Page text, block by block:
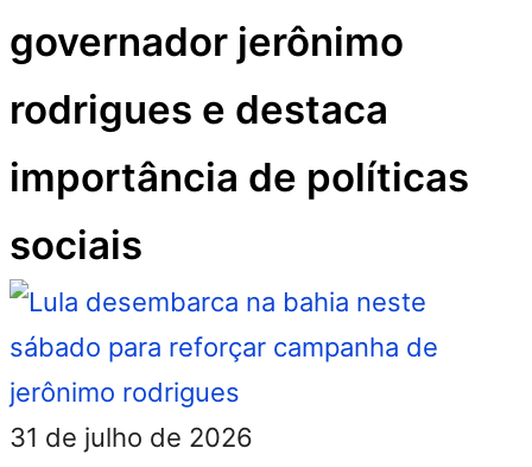
governador jerônimo
rodrigues e destaca
importância de políticas
sociais
31 de julho de 2026